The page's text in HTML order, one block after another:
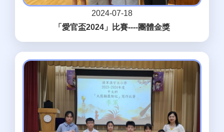
2024-07-18
「愛官盃2024」比賽----團體金獎